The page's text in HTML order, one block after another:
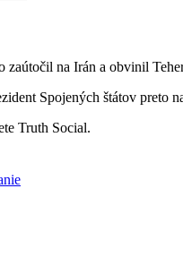
na Irán a obvinil
Spojených štátov preto
Truth Social.